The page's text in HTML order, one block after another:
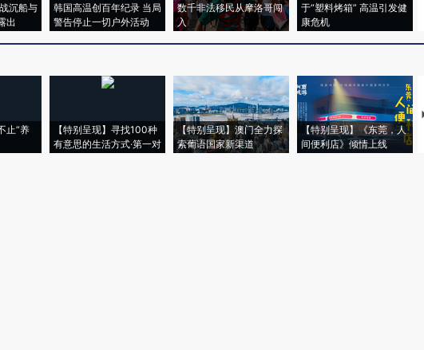
沉船与
出
韩国高温创百年纪录 当局
警告停止一切户外活动
数千非法移民从摩洛哥闯
入
于“塑料烤箱” 高温引发健
康危机
止“养
【特别呈现】寻找100种
有意思的生活方式·第一对
【特别呈现】澳门全力探
索葡语国家新渠道
【特别呈现】《东莞，人
间便利店》倾情上线